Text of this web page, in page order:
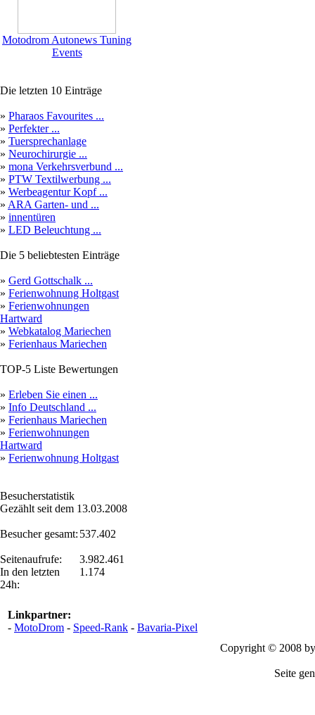
Motodrom Autonews Tuning
Events
Die letzten 10 Einträge
» Pharaos Favourites ...
» Perfekter ...
» Tuersprechanlage
» Neurochirurgie ...
» mona Verkehrsverbund ...
» PTW Textilwerbung ...
» Werbeagentur Kopf ...
» ARA Garten- und ...
» innentüren
» LED Beleuchtung ...
Die 5 beliebtesten Einträge
» Gerd Gottschalk ...
» Ferienwohnung Holtgast
» Ferienwohnungen
Hartward
» Webkatalog Mariechen
» Ferienhaus Mariechen
TOP-5 Liste Bewertungen
» Erleben Sie einen ...
» Info Deutschland ...
» Ferienhaus Mariechen
» Ferienwohnungen
Hartward
» Ferienwohnung Holtgast
Besucherstatistik
Gezählt seit dem 13.03.2008
Besucher gesamt:
Seitenaufrufe:
In den letzten
24h:
537.402
3.982.461
1.174
Linkpartner:
- MotoDrom - Speed-Rank - Bavaria-Pixel
Copyright © 2008
Seite